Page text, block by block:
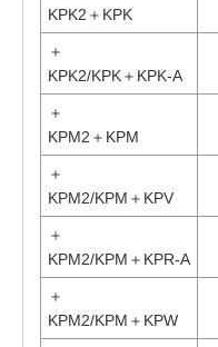
KPK2＋KPK
＋
KPK2/KPK＋KPK-A
＋
KPM2＋KPM
＋
KPM2/KPM＋KPV
＋
KPM2/KPM＋KPR-A
＋
KPM2/KPM＋KPW